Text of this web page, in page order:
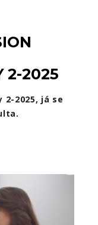
2-2025
2-2025, já se